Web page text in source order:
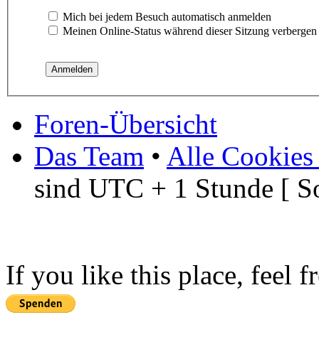
Mich bei jedem Besuch automatisch anmelden
Meinen Online-Status während dieser Sitzung verbergen
Foren-Übersicht
Das Team • Alle Cookies
sind UTC + 1 Stunde [
If you like this place, feel